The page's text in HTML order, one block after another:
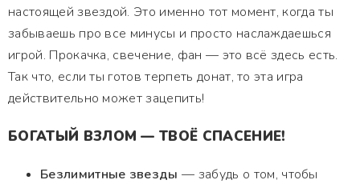
настоящей звездой. Это именно тот момент, когда ты
забываешь про все минусы и просто наслаждаешься
игрой. Прокачка, свечение, фан — это всё здесь есть.
Так что, если ты готов терпеть донат, то эта игра
действительно может зацепить!
БОГАТЫЙ ВЗЛОМ — ТВОЁ СПАСЕНИЕ!
Безлимитные звезды — забудь о том, чтобы